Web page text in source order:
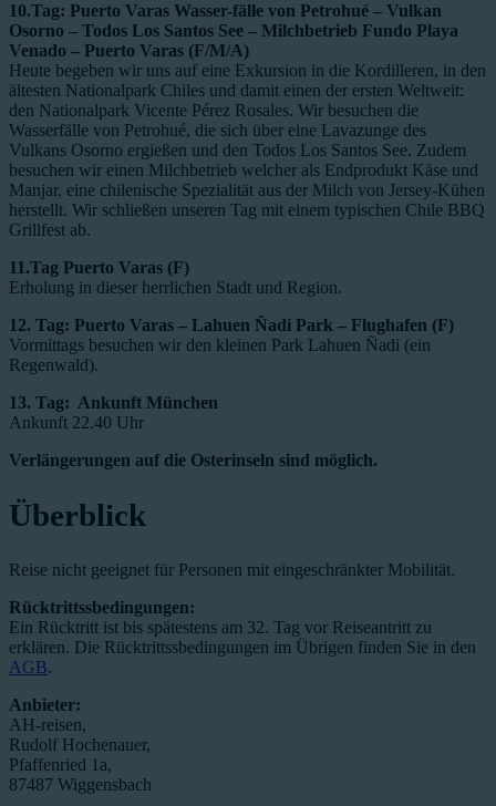
10.Tag: Puerto Varas Wasser-fälle von Petrohué – Vulkan
Osorno – Todos Los Santos See – Milchbetrieb Fundo Playa
Venado – Puerto Varas (F/M/A)
Heute begeben wir uns auf eine Exkursion in die Kordilleren, in den
ältesten Nationalpark Chiles und damit einen der ersten Weltweit:
den Nationalpark Vicente Pérez Rosales. Wir besuchen die
Wasserfälle von Petrohué, die sich über eine Lavazunge des
Vulkans Osorno ergießen und den Todos Los Santos See. Zudem
besuchen wir einen Milchbetrieb welcher als Endprodukt Käse und
Manjar, eine chilenische Spezialität aus der Milch von Jersey-Kühen
herstellt. Wir schließen unseren Tag mit einem typischen Chile BBQ
Grillfest ab.
11.Tag Puerto Varas (F)
Erholung in dieser herrlichen Stadt und Region.
12. Tag: Puerto Varas – Lahuen Ñadi Park – Flughafen (F)
Vormittags besuchen wir den kleinen Park Lahuen Ñadi (ein
Regenwald).
13. Tag: Ankunft München
Ankunft 22.40 Uhr
Verlängerungen auf die Osterinseln sind möglich.
Überblick
Reise nicht geeignet für Personen mit eingeschränkter Mobilität.
Rücktrittssbedingungen:
Ein Rücktritt ist bis spätestens am 32. Tag vor Reiseantritt zu
erklären. Die Rücktrittssbedingungen im Übrigen finden Sie in den
AGB.
Anbieter:
AH-reisen,
Rudolf Hochenauer,
Pfaffenried 1a,
87487 Wiggensbach